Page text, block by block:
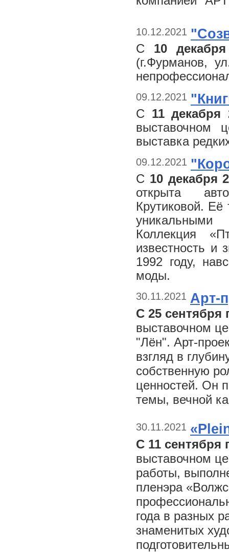
10.12.2021
С 10
(г.Фурманов,
09.12.2021
С 11 декабря
выставочном
выставка
09.12.2021
С 10 декабря
открыта
Крутиковой.
Коллекция
известность и
1992 году,
моды.
30.11.2021 Арт-
С 25 сентября
выставочном
"Лён". Арт-
взгляд в
собственную
ценностей. Он
темы, вечной
30.11.2021
С 11 сентября
выставочном
работы,
пленэра
года в разных
знаменитых